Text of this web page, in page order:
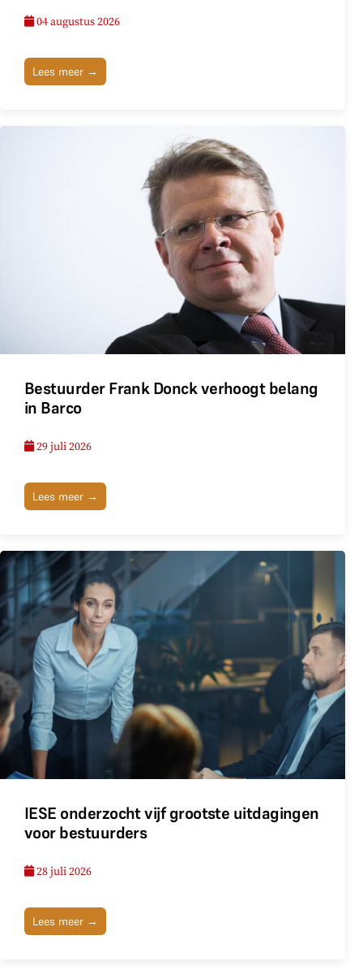
04 augustus 2026
Lees meer →
Bestuurder Frank Donck verhoogt belang
in Barco
29 juli 2026
Lees meer →
IESE onderzocht vijf grootste uitdagingen
voor bestuurders
28 juli 2026
Lees meer →